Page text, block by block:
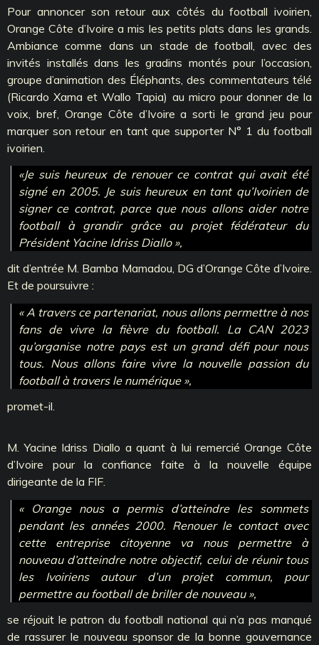
Pour annoncer son retour aux côtés du football ivoirien,
Orange Côte d’Ivoire a mis les petits plats dans les grands.
Ambiance comme dans un stade de football, avec des
invités installés dans les gradins montés pour l’occasion,
groupe d’animation des Éléphants, des commentateurs télé
(Ricardo Xama et Wallo Tapia) au micro pour donner de la
voix, bref, Orange Côte d’Ivoire a sorti le grand jeu pour
marquer son retour en tant que supporter N° 1 du football
ivoirien.
«Je suis heureux de renouer ce contrat qui avait été
signé en 2005. Je suis heureux en tant qu’Ivoirien de
signer ce contrat, parce que nous allons aider notre
football à grandir grâce au projet fédérateur du
Président Yacine Idriss Diallo »,
dit d’entrée M. Bamba Mamadou, DG d’Orange Côte d’Ivoire.
Et de poursuivre :
« A travers ce partenariat, nous allons permettre à nos
fans de vivre la fièvre du football. La CAN 2023
qu’organise notre pays est un grand défi pour nous
tous. Nous allons faire vivre la nouvelle passion du
football à travers le numérique »,
promet-il.
M. Yacine Idriss Diallo a quant à lui remercié Orange Côte
d’Ivoire pour la confiance faite à la nouvelle équipe
dirigeante de la FIF.
« Orange nous a permis d’atteindre les sommets
pendant les années 2000. Renouer le contact avec
cette entreprise citoyenne va nous permettre à
nouveau d’atteindre notre objectif, celui de réunir tous
les Ivoiriens autour d’un projet commun, pour
permettre au football de briller de nouveau »,
se réjouit le patron du football national qui n’a pas manqué
de rassurer le nouveau sponsor de la bonne gouvernance